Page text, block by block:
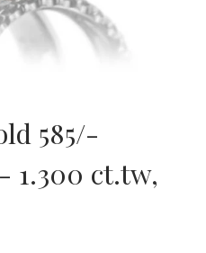
585/-
1.300 ct.tw,